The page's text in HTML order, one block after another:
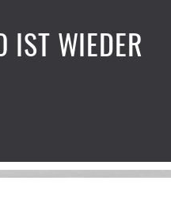
IST WIEDER